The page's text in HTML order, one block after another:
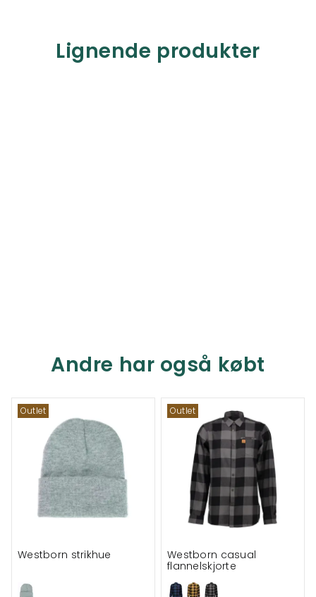
Lignende produkter
Andre har også købt
Outlet
Westborn strikhue
Outlet
Westborn casual
flannelskjorte